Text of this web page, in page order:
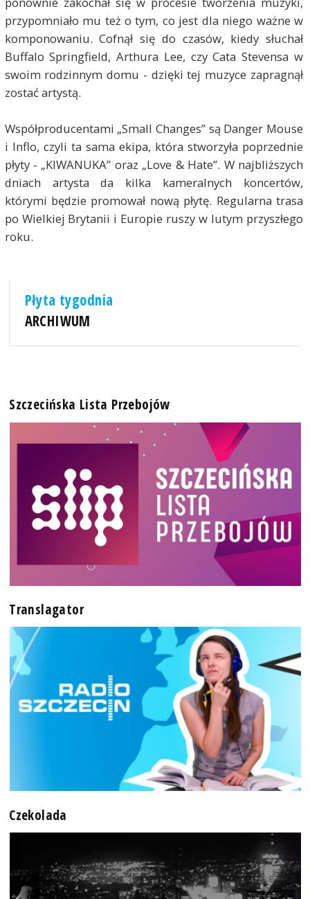
przypomniało mu też o tym, co jest dla niego ważne w
komponowaniu. Cofnął się do czasów, kiedy słuchał
Buffalo Springfield, Arthura Lee, czy Cata Stevensa w
swoim rodzinnym domu - dzięki tej muzyce zapragnął
zostać artystą.
Współproducentami „Small Changes” są Danger Mouse
i Inflo, czyli ta sama ekipa, która stworzyła poprzednie
płyty - „KIWANUKA” oraz „Love & Hate”. W najbliższych
dniach artysta da kilka kameralnych koncertów,
którymi będzie promował nową płytę. Regularna trasa
po Wielkiej Brytanii i Europie ruszy w lutym przyszłego
roku.
Płyta tygodnia
ARCHIWUM
Szczecińska Lista Przebojów
Translagator
Czekolada